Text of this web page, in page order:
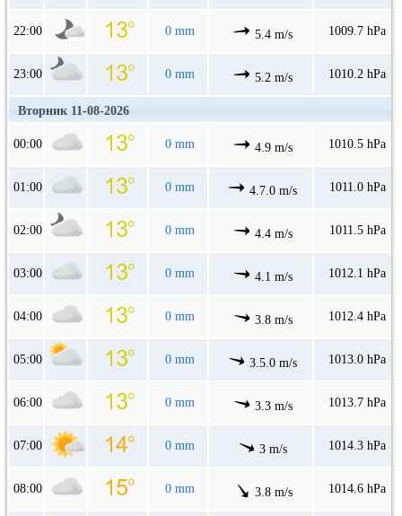
22:00 0 mm 5.4 m/s 1009.7 hPa
23:00 0 mm 5.2 m/s 1010.2 hPa
Вторник 11-08-2026
00:00 0 mm 4.9 m/s 1010.5 hPa
01:00 0 mm 4.7.0 m/s 1011.0 hPa
02:00 0 mm 4.4 m/s 1011.5 hPa
03:00 0 mm 4.1 m/s 1012.1 hPa
04:00 0 mm 3.8 m/s 1012.4 hPa
05:00 0 mm 3.5.0 m/s 1013.0 hPa
06:00 0 mm 3.3 m/s 1013.7 hPa
07:00 0 mm 3 m/s 1014.3 hPa
08:00 0 mm 3.8 m/s 1014.6 hPa